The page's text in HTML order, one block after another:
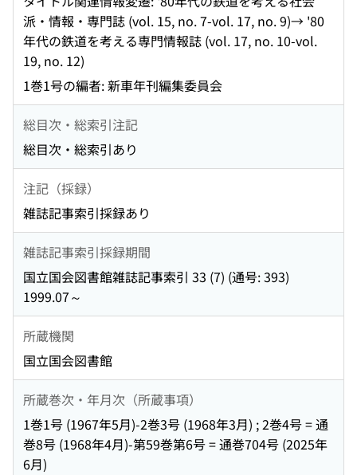
派・情報・専門誌 (vol. 15, no. 7-vol. 17, no. 9)→ '80
年代の鉄道を考える専門情報誌 (vol. 17, no. 10-vol.
19, no. 12)
1巻1号の編者: 新車年刊編集委員会
総目次・総索引注記
総目次・総索引あり
注記（採録）
雑誌記事索引採録あり
雑誌記事索引採録期間
国立国会図書館雑誌記事索引 33 (7) (通号: 393)
1999.07～
所蔵機関
国立国会図書館
所蔵巻次・年月次（所蔵事項）
1巻1号 (1967年5月)-2巻3号 (1968年3月) ; 2巻4号 = 通
巻8号 (1968年4月)-第59巻第6号 = 通巻704号 (2025年
6月)